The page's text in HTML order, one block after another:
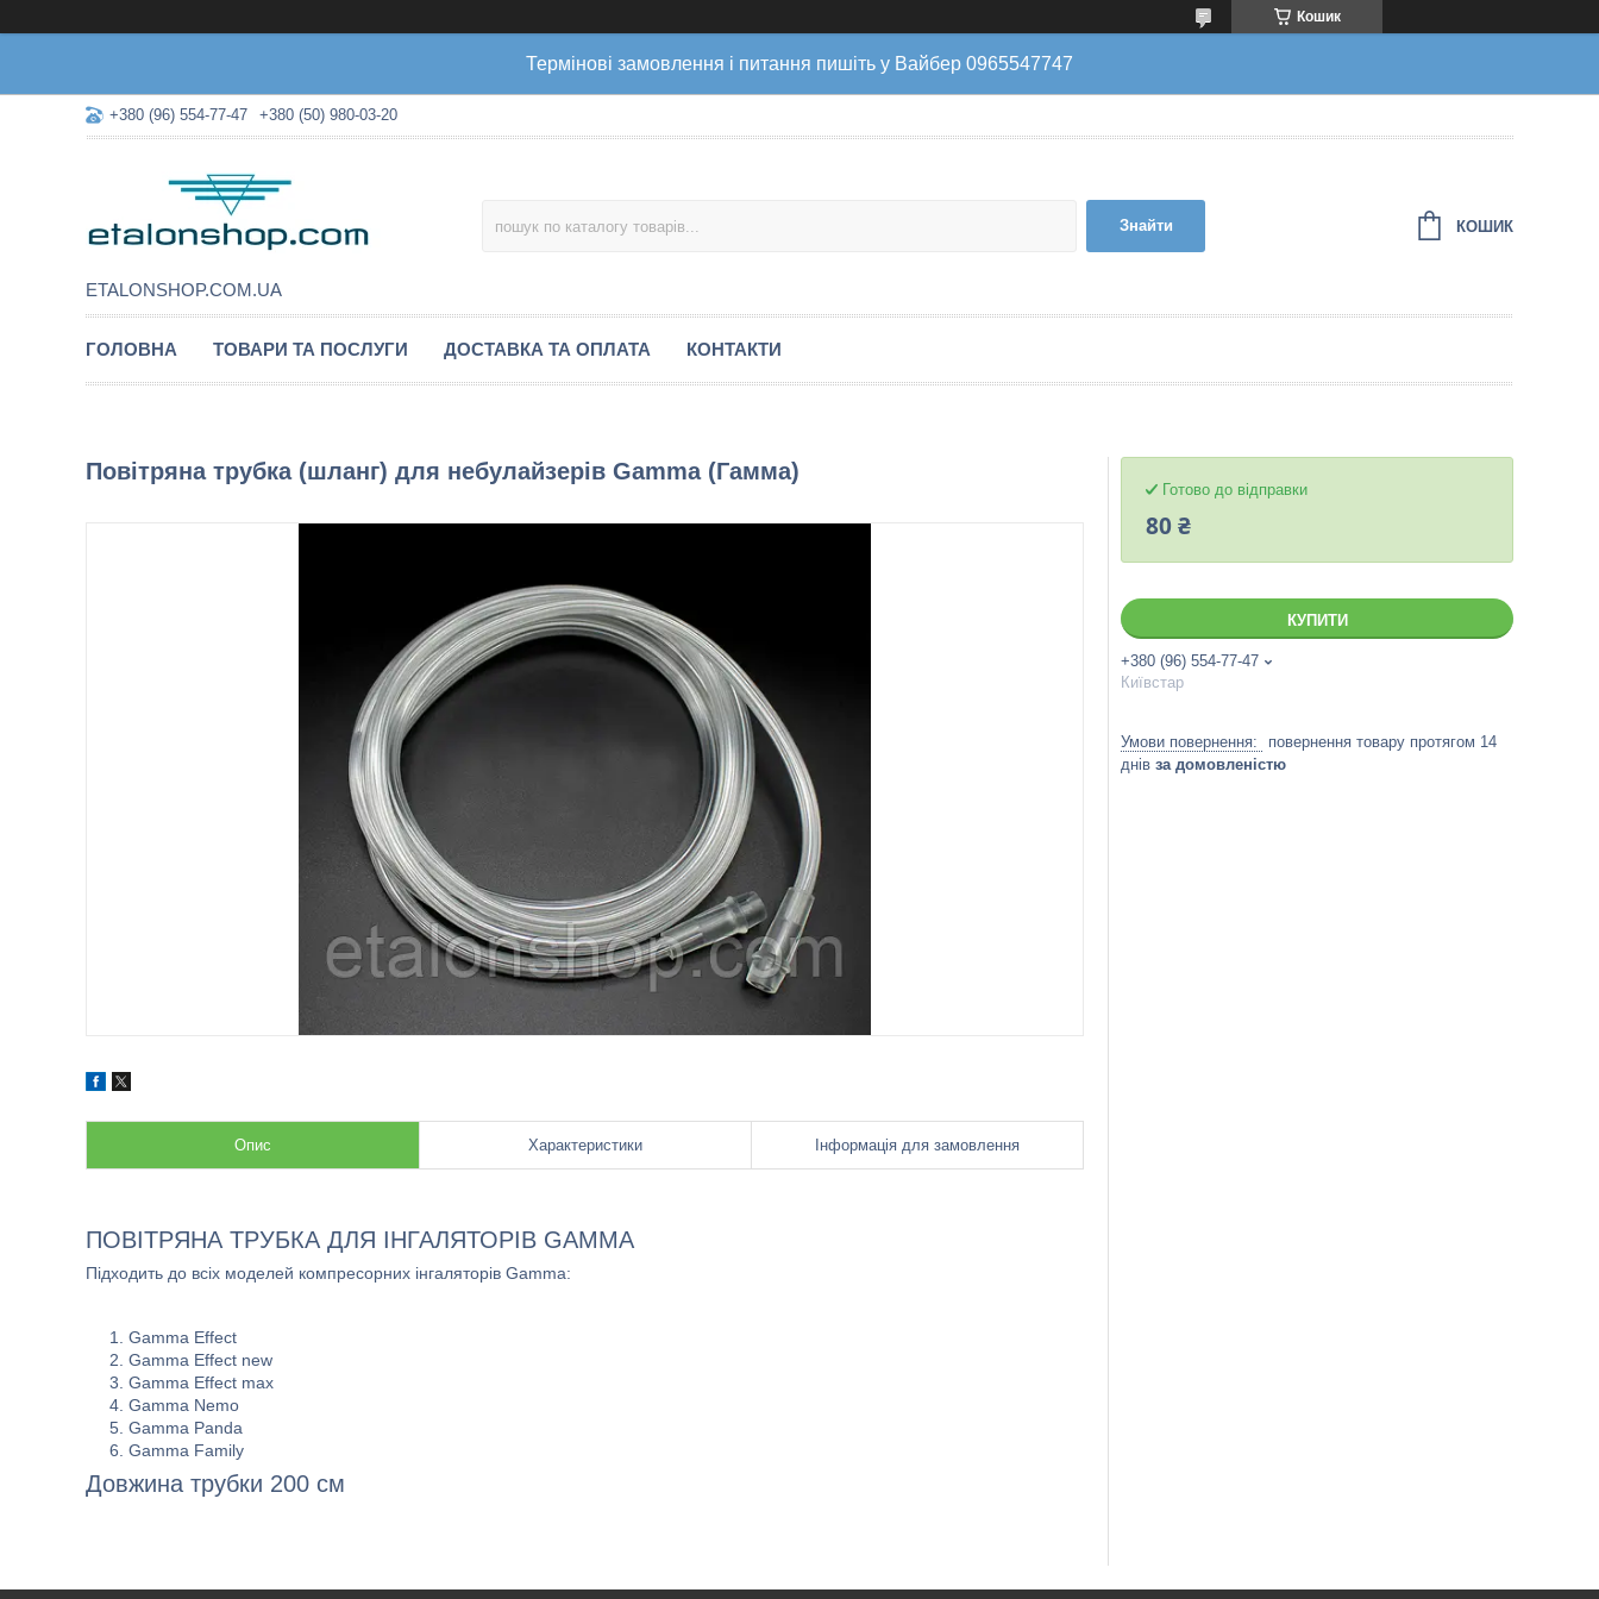
Кошик
Термінові замовлення і питання пишіть у Вайбер 0965547747
+380 (96) 554-77-47 +380 (50) 980-03-20
ETALONSHOP.COM.UA
Знайти КОШИК
ГОЛОВНА ТОВАРИ ТА ПОСЛУГИ ДОСТАВКА ТА ОПЛАТА КОНТАКТИ
Повітряна трубка (шланг) для небулайзерів Gamma (Гамма)
Опис Характеристики Інформація для замовлення
ПОВІТРЯНА ТРУБКА ДЛЯ ІНГАЛЯТОРІВ GAMMA
Підходить до всіх моделей компресорних інгаляторів Gamma:
Gamma Effect
Gamma Effect new
Gamma Effect max
Gamma Nemo
Gamma Panda
Gamma Family
Довжина трубки 200 см
Готово до відправки
80 ₴
КУПИТИ
+380 (96) 554-77-47
Київстар
повернення товару протягом 14
днів за домовленістю